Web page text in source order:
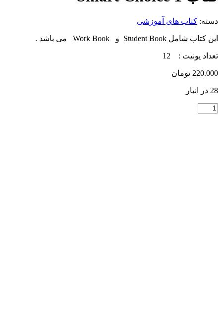
دسته: کتاب های آموزشی
این کتاب شامل Student Book و Work Book می باشد .
تعداد یونیت : 12
220.000 تومان
28 در انبار
کتاب
Smart